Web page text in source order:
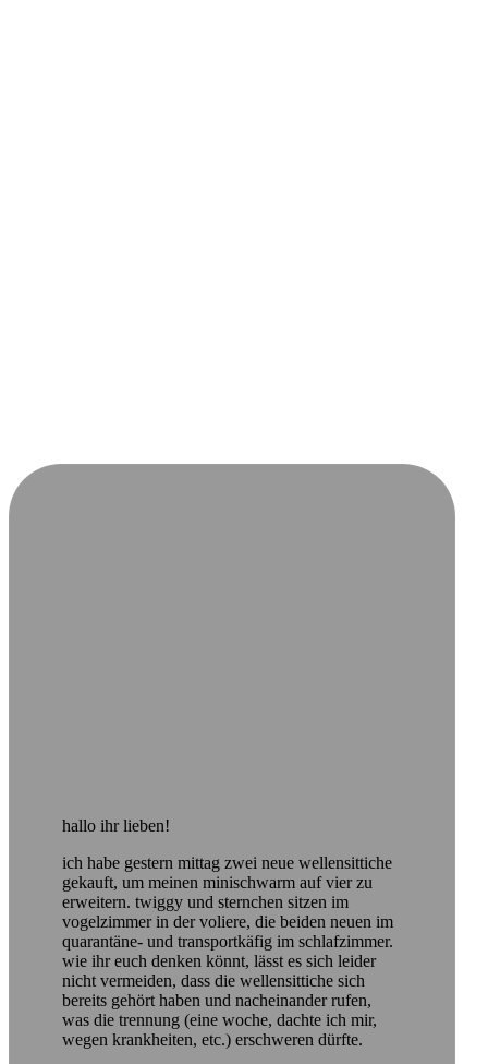
hallo ihr lieben!
ich habe gestern mittag zwei neue wellensittiche
gekauft, um meinen minischwarm auf vier zu
erweitern. twiggy und sternchen sitzen im
vogelzimmer in der voliere, die beiden neuen im
quarantäne- und transportkäfig im schlafzimmer.
wie ihr euch denken könnt, lässt es sich leider
nicht vermeiden, dass die wellensittiche sich
bereits gehört haben und nacheinander rufen,
was die trennung (eine woche, dachte ich mir,
wegen krankheiten, etc.) erschweren dürfte.